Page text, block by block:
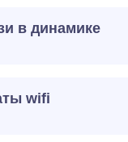
в динамике
wifi